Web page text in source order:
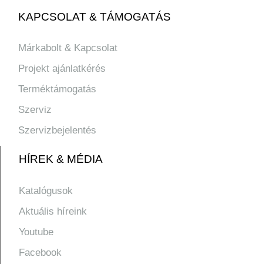
KAPCSOLAT & TÁMOGATÁS
Márkabolt & Kapcsolat
Projekt ajánlatkérés
Terméktámogatás
Szerviz
Szervizbejelentés
HÍREK & MÉDIA
Katalógusok
Aktuális híreink
Youtube
Facebook